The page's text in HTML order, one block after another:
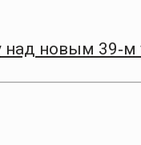
над новым